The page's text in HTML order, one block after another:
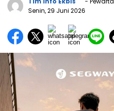
Senin, 29 Juni 2026